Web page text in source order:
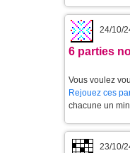
24/10/
6 parties
Vous voulez
Rejouez ces
chacune un
23/10/